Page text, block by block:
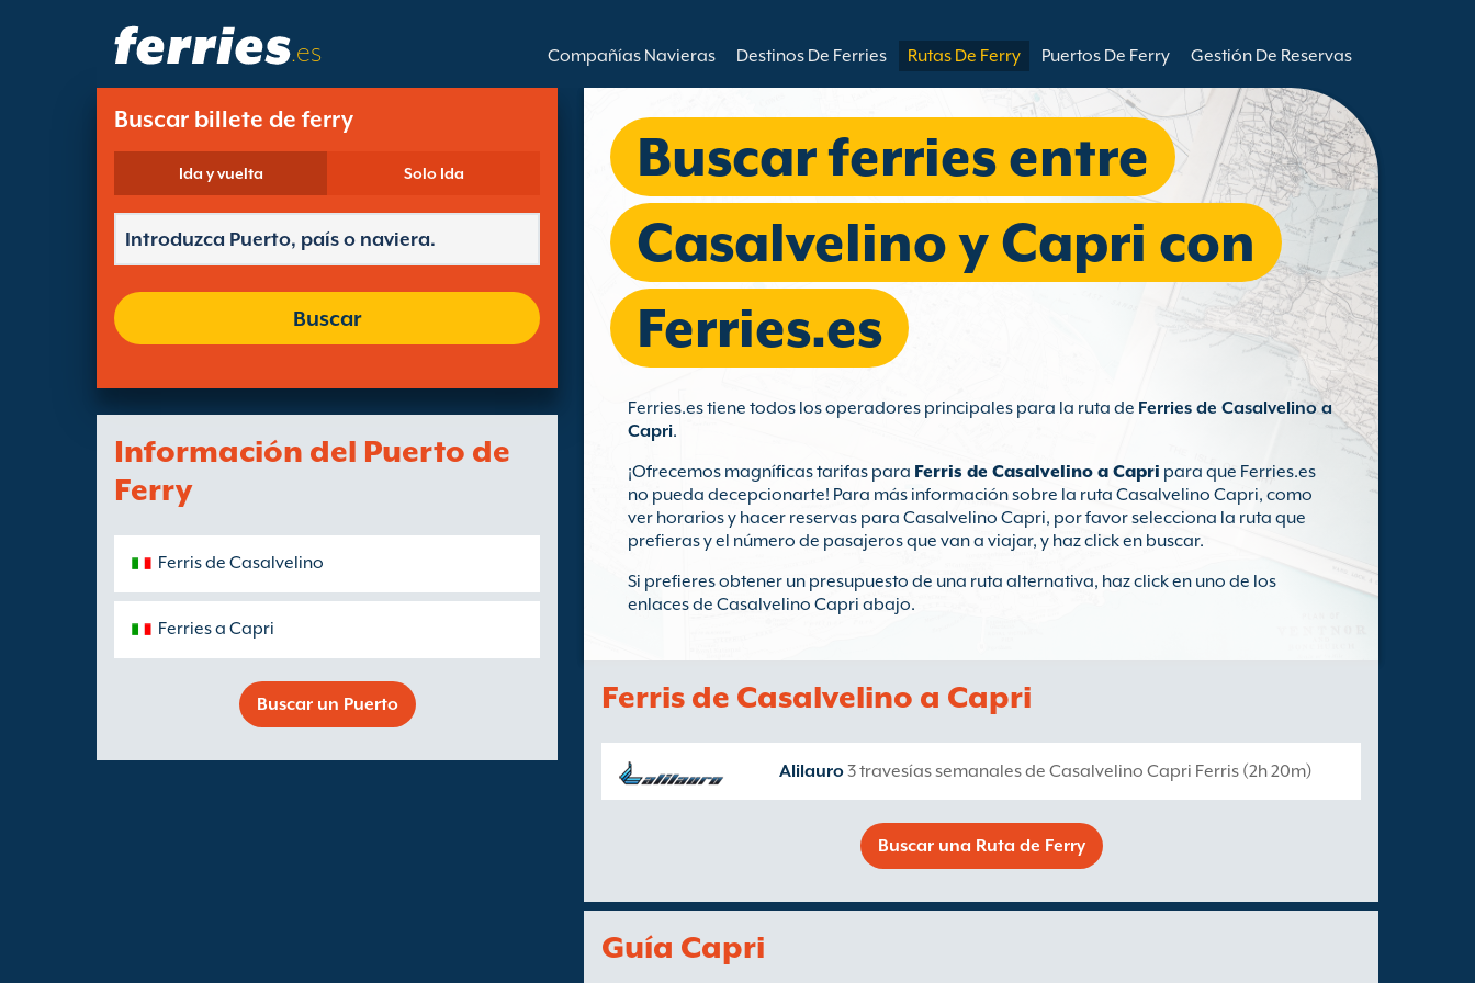
.es Compañías Navieras Destinos De Ferries Rutas De Ferry Puertos De Ferry Gestión De Reservas
Buscar billete de ferry
Ida y vuelta Solo Ida
Buscar
Información del Puerto de
Ferry
Ferris de Casalvelino
Ferries a Capri
Buscar un Puerto
Buscar ferries entre
Casalvelino y Capri con
Ferries.es
Ferries.es tiene todos los operadores principales para la ruta de Ferries de Casalvelino a
Capri.
¡Ofrecemos magníficas tarifas para Ferris de Casalvelino a Capri para que Ferries.es
no pueda decepcionarte! Para más información sobre la ruta Casalvelino Capri, como
ver horarios y hacer reservas para Casalvelino Capri, por favor selecciona la ruta que
prefieras y el número de pasajeros que van a viajar, y haz click en buscar.
Si prefieres obtener un presupuesto de una ruta alternativa, haz click en uno de los
enlaces de Casalvelino Capri abajo.
Ferris de Casalvelino a Capri
Alilauro3 travesías semanales de Casalvelino Capri Ferris (2h 20m)
Buscar una Ruta de Ferry
Guía Capri